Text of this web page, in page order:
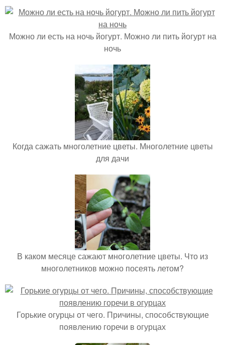
Можно ли есть на ночь йогурт. Можно ли пить йогурт на
ночь
Когда сажать многолетние цветы. Многолетние цветы
для дачи
В каком месяце сажают многолетние цветы. Что из
многолетников можно посеять летом?
Горькие огурцы от чего. Причины, способствующие
появлению горечи в огурцах